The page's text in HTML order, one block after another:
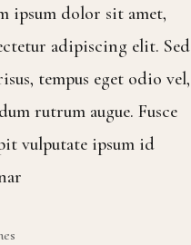
ipsum dolor sit amet,
adipiscing elit. Sed
tempus eget odio vel,
rutrum augue. Fusce
vulputate ipsum id